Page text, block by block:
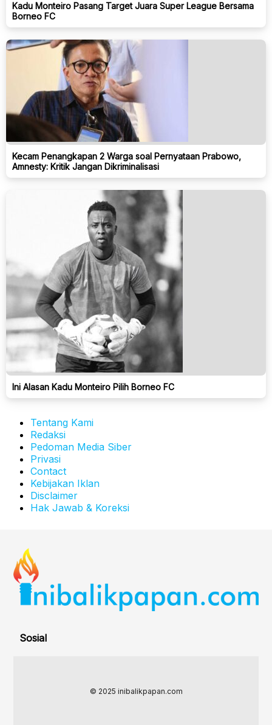
Kadu Monteiro Pasang Target Juara Super League Bersama
Borneo FC
Kecam Penangkapan 2 Warga soal Pernyataan Prabowo,
Amnesty: Kritik Jangan Dikriminalisasi
Ini Alasan Kadu Monteiro Pilih Borneo FC
Tentang Kami
Redaksi
Pedoman Media Siber
Privasi
Contact
Kebijakan Iklan
Disclaimer
Hak Jawab & Koreksi
Sosial
© 2025 inibalikpapan.com